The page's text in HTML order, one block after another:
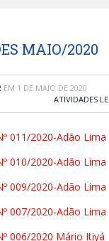
MAIO/2020
EM 1 DE MAIO DE 2020
ATIVIDADES
011/2020-Adão Lima
010/2020-Adão Lima
009/2020-Adão Lima
007/2020-Adão Lima
006/2020 Mário Itiyá